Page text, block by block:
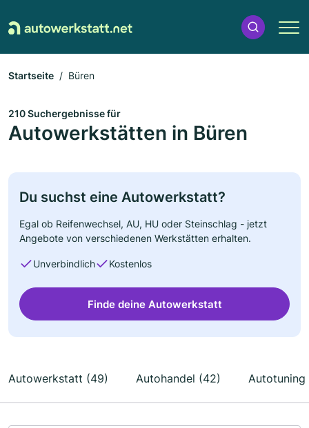
Startseite Büren
210 Suchergebnisse für
Autowerkstätten in Büren
Du suchst eine Autowerkstatt?
Egal ob Reifenwechsel, AU, HU oder Steinschlag - jetzt
Angebote von verschiedenen Werkstätten erhalten.
Unverbindlich Kostenlos
Finde deine Autowerkstatt
Autowerkstatt (49) Autohandel (42) Autotuning